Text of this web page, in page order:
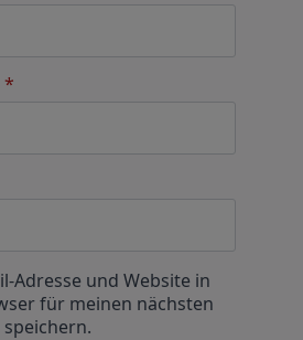
*
Adresse und Website in
für meinen nächsten